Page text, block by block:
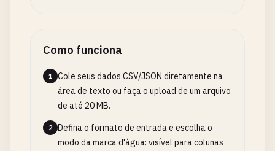
Como funciona
1
Cole seus dados CSV/JSON diretamente na
área de texto ou faça o upload de um arquivo
de até 20 MB.
2
Defina o formato de entrada e escolha o
modo da marca d'água: visível para colunas